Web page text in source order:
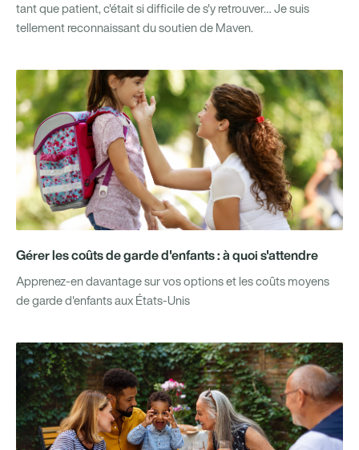
tant que patient, c'était si difficile de s'y retrouver… Je suis
tellement reconnaissant du soutien de Maven.
Gérer les coûts de garde d'enfants : à quoi s'attendre
Apprenez-en davantage sur vos options et les coûts moyens
de garde d'enfants aux États-Unis